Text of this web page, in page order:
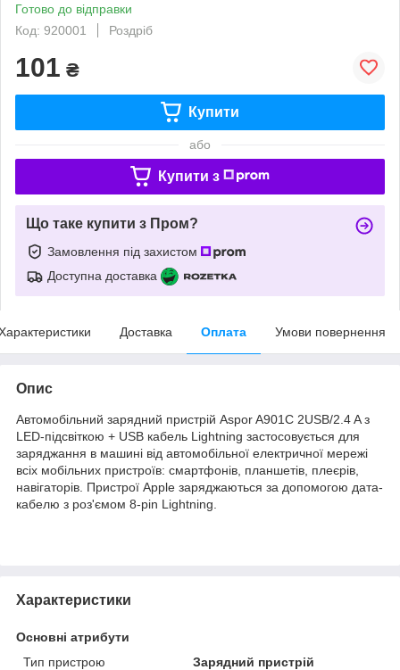
Готово до відправки
Код: 920001
Роздріб
101 ₴
Купити
або
Купити з
Що таке купити з Пром?
Замовлення під захистом
Доступна доставка
Доставка Оплата Умови повернення
Опис
Автомобільний зарядний пристрій Aspor A901C 2USB/2.4 A з
LED-підсвіткою + USB кабель Lightning застосовується для
заряджання в машині від автомобільної електричної мережі
всіх мобільних пристроїв: смартфонів, планшетів, плеєрів,
навігаторів. Пристрої Apple заряджаються за допомогою дата-
кабелю з роз'ємом 8-pin Lightning.
Характеристики
Основні атрибути
Тип пристрою
Зарядний пристрій